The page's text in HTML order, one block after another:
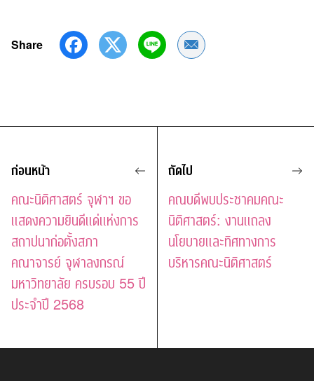
Share Share by Email
ก่อนหน้า
คณะนิติศาสตร์ จุฬาฯ ขอ
แสดงความยินดีแด่แห่งการ
สถาปนาก่อตั้งสภา
คณาจารย์ จุฬาลงกรณ์
มหาวิทยาลัย ครบรอบ 55 ปี
ประจำปี 2568
ถัดไป
คณบดีพบประชาคมคณะ
นิติศาสตร์: งานแถลง
นโยบายและทิศทางการ
บริหารคณะนิติศาสตร์